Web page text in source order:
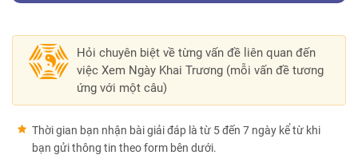
Hỏi chuyên biệt về từng vấn đề liên quan đến
việc Xem Ngày Khai Trương (mỗi vấn đề tương
ứng với một câu)
Thời gian bạn nhận bài giải đáp là từ 5 đến 7 ngày kể từ khi
bạn gửi thông tin theo form bên dưới.